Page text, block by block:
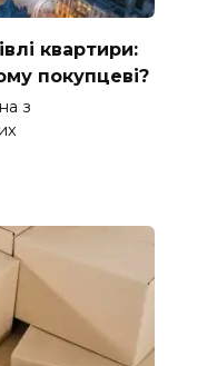
квартири:
покупцеві?
з